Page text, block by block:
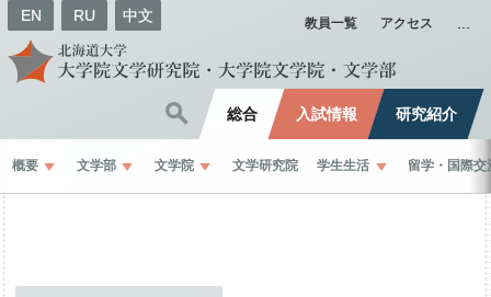
EN RU 中文 教員一覧 アクセス
総合 入試情報 研究紹介
概要 文学部 文学院 文学研究院 学生生活 留学 ・ 国際交